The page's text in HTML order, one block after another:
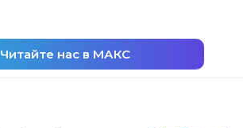
Читайте нас в МАКС